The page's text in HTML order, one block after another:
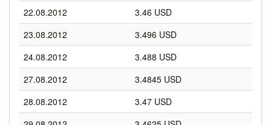
22.08.2012
3.46 USD
23.08.2012
3.496 USD
24.08.2012
3.488 USD
27.08.2012
3.4845 USD
28.08.2012
3.47 USD